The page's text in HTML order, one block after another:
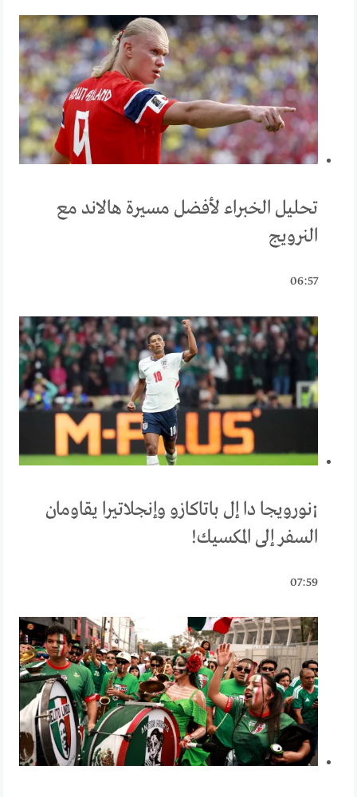
تحليل الخبراء لأفضل مسيرة هالاند مع
النرويج
06:57
¡نورويجا دا إل باتاكازو وإنجلاتيرا يقاومان
السفر إلى المكسيك!
07:59